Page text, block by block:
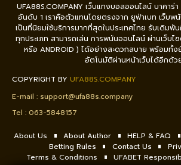
UFA88S.COMPANY เว็บแทงบอลออนไลน์ บาคาร่
อันดับ 1 เราคือตัวแทนโดยตรงจาก ยูฟ่าเบท เว็บพ
เป็นที่นิยมใช้บริการมากที่สุดในประเทศไทย รับเดิมพั
ทุกประเภท สามารถเล่น การพนันออนไลน์ ผ่านเว็บ
หรือ ANDROID ) ได้อย่างสะดวกสบาย พร้อมทั้
อัตโนมัติผ่านหน้าเว็บได้อีกด้ว
COPYRIGHT BY UFA88S.COMPANY
E-mail : support@ufa88s.company
Tel : 063-5848157
About Us About Author HELP & FAQ
Betting Rules
Contact Us
Terms & Conditions
UFABET